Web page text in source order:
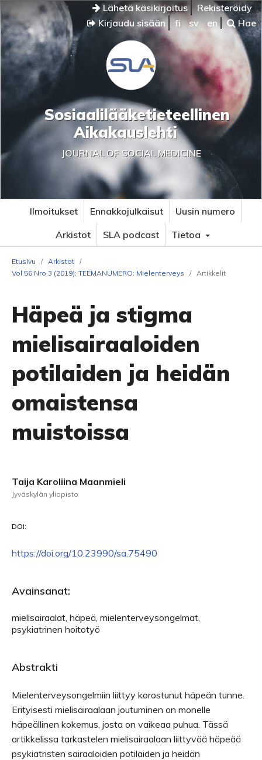
Lähetä käsikirjoitus
Rekisteröidy
Kirjaudu sisään
fi sv en Hae
Sosiaalilääketieteellinen
Aikakauslehti
JOURNAL OF SOCIAL MEDICINE
Ilmoitukset Ennakkojulkaisut
Uusin numero
Arkistot
SLA podcast Tietoa
Etusivu / Arkistot /
Vol 56 Nro 3 (2019): TEEMANUMERO: Mielenterveys
/ Artikkelit
Häpeä ja stigma
mielisairaaloiden
potilaiden ja heidän
omaistensa
muistoissa
Taija Karoliina Maanmieli
Jyväskylän yliopisto
DOI:
https://doi.org/10.23990/sa.75490
Avainsanat:
mielisairaalat, häpeä, mielenterveysongelmat,
psykiatrinen hoitotyö
Abstrakti
Mielenterveysongelmiin liittyy korostunut häpeän tunne.
Erityisesti mielisairaalaan joutuminen on monelle
häpeällinen kokemus, josta on vaikeaa puhua. Tässä
artikkelissa tarkastelen mielisairaalaan liittyvää häpeää
psykiatristen sairaaloiden potilaiden ja heidän